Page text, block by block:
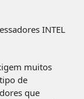
INTEL
muitos
de
que